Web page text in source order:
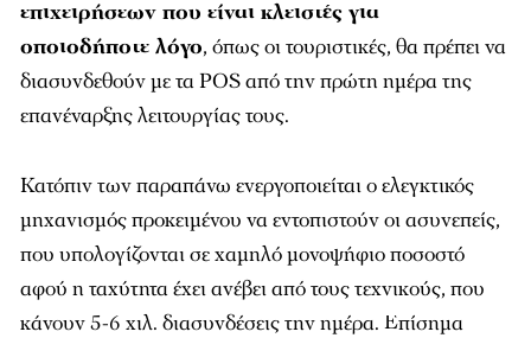
επιχειρήσεων που είναι κλειστές για
οποιοδήποτε λόγο, όπως οι τουριστικές, θα πρέπει να
διασυνδεθούν με τα POS από την πρώτη ημέρα της
επανέναρξης λειτουργίας τους.
Κατόπιν των παραπάνω ενεργοποιείται ο ελεγκτικός
μηχανισμός προκειμένου να εντοπιστούν οι ασυνεπείς,
που υπολογίζονται σε χαμηλό μονοψήφιο ποσοστό
αφού η ταχύτητα έχει ανέβει από τους τεχνικούς, που
κάνουν 5-6 χιλ. διασυνδέσεις την ημέρα. Επίσημα